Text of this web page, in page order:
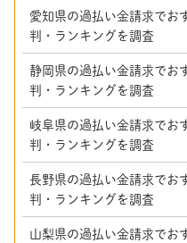
愛知県の過払い金請求でお
判・ランキングを調査
静岡県の過払い金請求でお
判・ランキングを調査
岐阜県の過払い金請求でお
判・ランキングを調査
長野県の過払い金請求でお
判・ランキングを調査
山梨県の過払い金請求でお